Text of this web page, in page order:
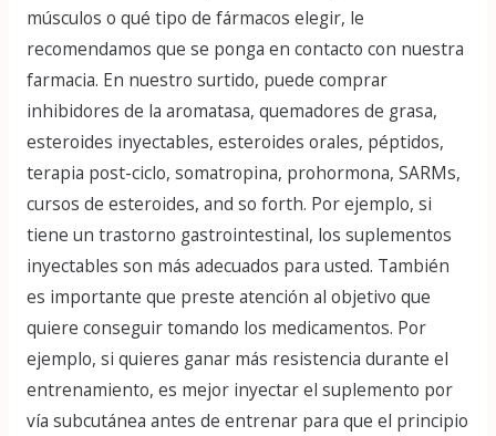
músculos o qué tipo de fármacos elegir, le
recomendamos que se ponga en contacto con nuestra
farmacia. En nuestro surtido, puede comprar
inhibidores de la aromatasa, quemadores de grasa,
esteroides inyectables, esteroides orales, péptidos,
terapia post-ciclo, somatropina, prohormona, SARMs,
cursos de esteroides, and so forth. Por ejemplo, si
tiene un trastorno gastrointestinal, los suplementos
inyectables son más adecuados para usted. También
es importante que preste atención al objetivo que
quiere conseguir tomando los medicamentos. Por
ejemplo, si quieres ganar más resistencia durante el
entrenamiento, es mejor inyectar el suplemento por
vía subcutánea antes de entrenar para que el principio